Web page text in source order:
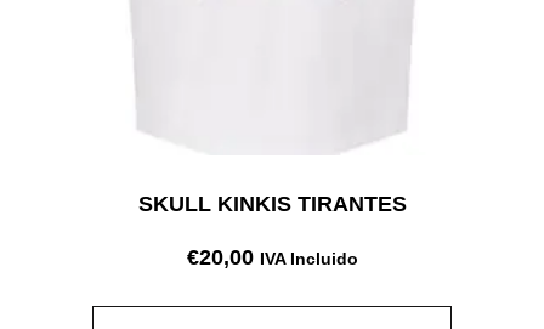
SKULL KINKIS TIRANTES
€20,00 IVA Incluido